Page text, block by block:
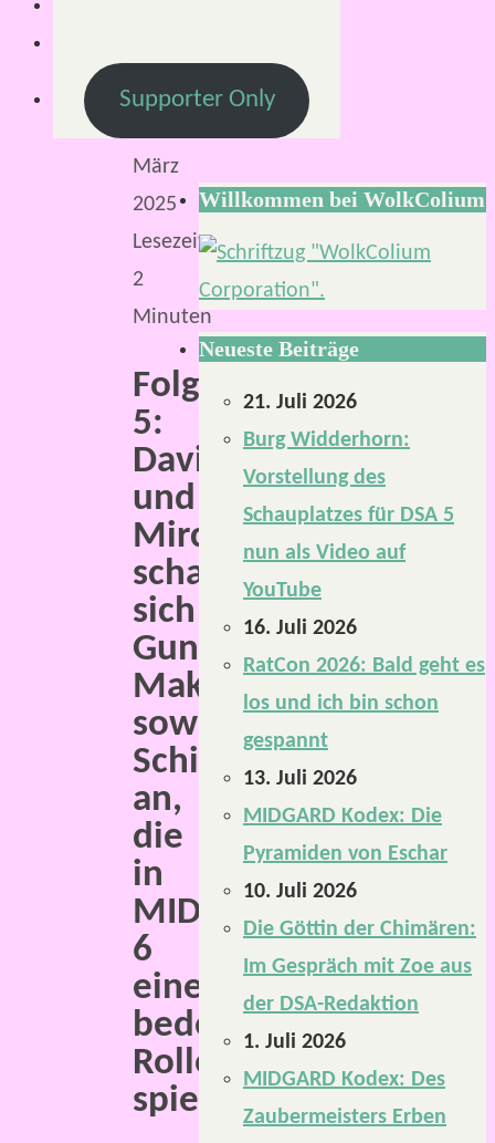
2025
März
2025
Lesezeit:
2
Minuten
Folge
5:
David
und
Mirco
schauen
sich
Gunst,
Makel
sowie
Schicksalsmünzen
an,
die
in
MIDGARD
6
eine
bedeutende
Rolle
spielen.
Supporter Only
Willkommen bei WolkColium
Neueste Beiträge
21. Juli 2026
Burg Widderhorn:
Vorstellung des
Schauplatzes für DSA 5
nun als Video auf
YouTube
16. Juli 2026
RatCon 2026: Bald geht es
los und ich bin schon
gespannt
13. Juli 2026
MIDGARD Kodex: Die
Pyramiden von Eschar
10. Juli 2026
Die Göttin der Chimären:
Im Gespräch mit Zoe aus
der DSA-Redaktion
1. Juli 2026
MIDGARD Kodex: Des
Zaubermeisters Erben